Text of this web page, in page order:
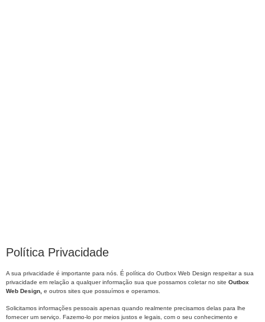
Política Privacidade
A sua privacidade é importante para nós. É política do Outbox Web Design respeitar a sua
privacidade em relação a qualquer informação sua que possamos coletar no site Outbox
Web Design, e outros sites que possuímos e operamos.
Solicitamos informações pessoais apenas quando realmente precisamos delas para lhe
fornecer um serviço. Fazemo-lo por meios justos e legais, com o seu conhecimento e